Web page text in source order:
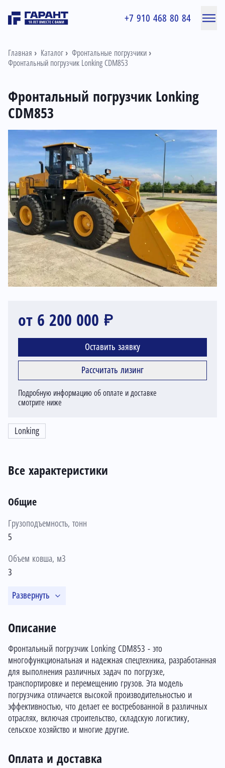
+7 910 468 80 84
Главная Каталог
Фронтальные погрузчики
Фронтальный погрузчик Lonking CDM853
Фронтальный погрузчик Lonking
CDM853
Lonking
от 6 200 000 ₽
Оставить заявку
Рассчитать лизинг
Подробную информацию об оплате и доставке
смотрите ниже
Все характеристики
Общие
Грузоподъемность, тонн
5
Объем ковша, м3
3
Развернуть
Оплата и доставка
Описание
Фронтальный погрузчик Lonking CDM853 - это
многофункциональная и надежная спецтехника, разработанная
для выполнения различных задач по погрузке,
транспортировке и перемещению грузов. Эта модель
погрузчика отличается высокой производительностью и
эффективностью, что делает ее востребованной в различных
отраслях, включая строительство, складскую логистику,
сельское хозяйство и многие другие.